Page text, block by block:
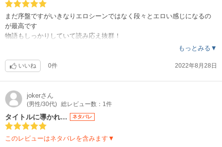
まだ序盤ですがいきなりエロシーンではなく段々とエロい感じになるの
が最高です
物語もしっかりしていて読み応え抜群！
主人公のキャラ、女の子のキャラが個性豊かで読むごとに次が気になり
もっとみる▼
いいね 0件 2022年8月28日
jokerさん
(男性/30代) 総レビュー数：1件
タイトルに導かれ… ネタバレ
このレビューはネタバレを含みます▼